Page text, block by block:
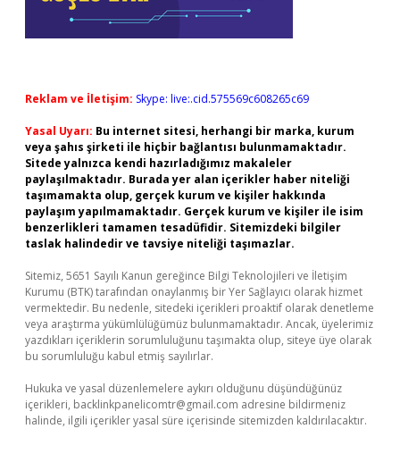
Reklam ve İletişim: Skype: live:.cid.575569c608265c69
Yasal Uyarı: Bu internet sitesi, herhangi bir marka, kurum
veya şahıs şirketi ile hiçbir bağlantısı bulunmamaktadır.
Sitede yalnızca kendi hazırladığımız makaleler
paylaşılmaktadır. Burada yer alan içerikler haber niteliği
taşımamakta olup, gerçek kurum ve kişiler hakkında
paylaşım yapılmamaktadır. Gerçek kurum ve kişiler ile isim
benzerlikleri tamamen tesadüfidir. Sitemizdeki bilgiler
taslak halindedir ve tavsiye niteliği taşımazlar.
Sitemiz, 5651 Sayılı Kanun gereğince Bilgi Teknolojileri ve İletişim
Kurumu (BTK) tarafından onaylanmış bir Yer Sağlayıcı olarak hizmet
vermektedir. Bu nedenle, sitedeki içerikleri proaktif olarak denetleme
veya araştırma yükümlülüğümüz bulunmamaktadır. Ancak, üyelerimiz
yazdıkları içeriklerin sorumluluğunu taşımakta olup, siteye üye olarak
bu sorumluluğu kabul etmiş sayılırlar.
Hukuka ve yasal düzenlemelere aykırı olduğunu düşündüğünüz
içerikleri, backlinkpanelicomtr@gmail.com adresine bildirmeniz
halinde, ilgili içerikler yasal süre içerisinde sitemizden kaldırılacaktır.